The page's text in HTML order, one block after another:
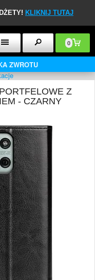
KLIKNIJ TUTAJ
0
ZWROTU
Z
- CZARNY